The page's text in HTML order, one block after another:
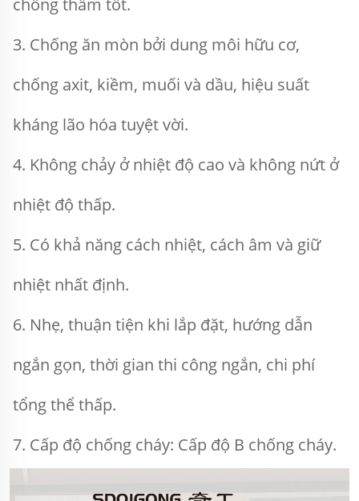
chống thấm tốt.
3. Chống ăn mòn bởi dung môi hữu cơ,
chống axit, kiềm, muối và dầu, hiệu suất
kháng lão hóa tuyệt vời.
4. Không chảy ở nhiệt độ cao và không nứt ở
nhiệt độ thấp.
5. Có khả năng cách nhiệt, cách âm và giữ
nhiệt nhất định.
6. Nhẹ, thuận tiện khi lắp đặt, hướng dẫn
ngắn gọn, thời gian thi công ngắn, chi phí
tổng thể thấp.
7. Cấp độ chống cháy: Cấp độ B chống cháy.